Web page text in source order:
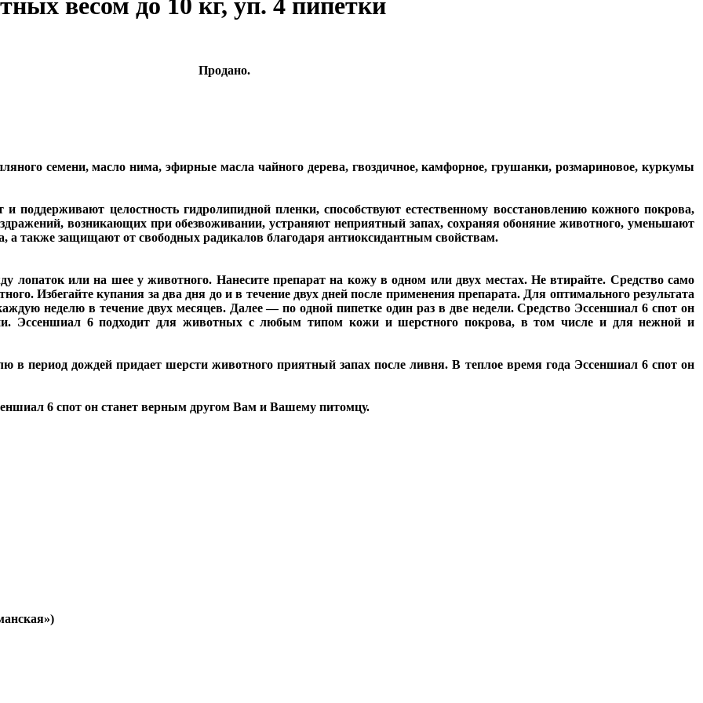
весом до 10 кг, уп. 4 пипетки
Продано.
семени, масло нима, эфирные масла чайного дерева, гвоздичное, камфорное, грушанки, розмариновое, куркумы
поддерживают целостность гидролипидной пленки, способствуют естественному восстановлению кожного покрова,
возникающих при обезвоживании, устраняют неприятный запах, сохраняя обоняние животного, уменьшают
а также защищают от свободных радикалов благодаря антиоксидантным свойствам.
лопаток или на шее у животного. Нанесите препарат на кожу в одном или двух местах. Не втирайте. Средство само
Избегайте купания за два дня до и в течение двух дней после применения препарата. Для оптимального результата
неделю в течение двух месяцев. Далее — по одной пипетке один раз в две недели. Средство Эссеншиал 6 спот он
Эссеншиал 6 подходит для животных с любым типом кожи и шерстного покрова, в том числе и для нежной и
в период дождей придает шерсти животного приятный запах после ливня. В теплое время года Эссеншиал 6 спот он
6 спот он станет верным другом Вам и Вашему питомцу.